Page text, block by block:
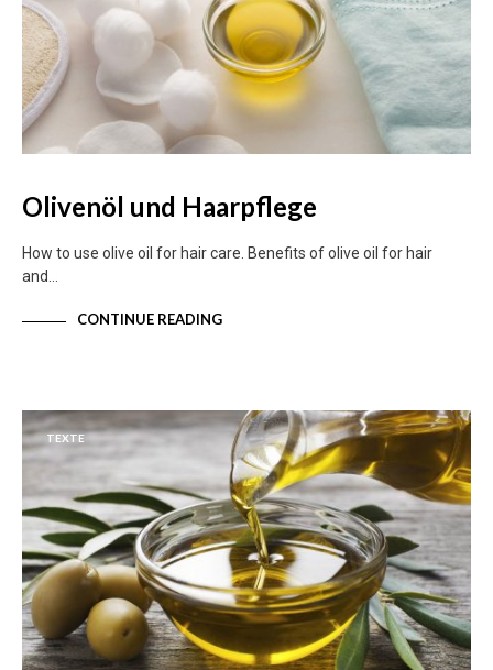
Olivenöl und Haarpflege
How to use olive oil for hair care. Benefits of olive oil for hair
and…
CONTINUE READING
TEXTE